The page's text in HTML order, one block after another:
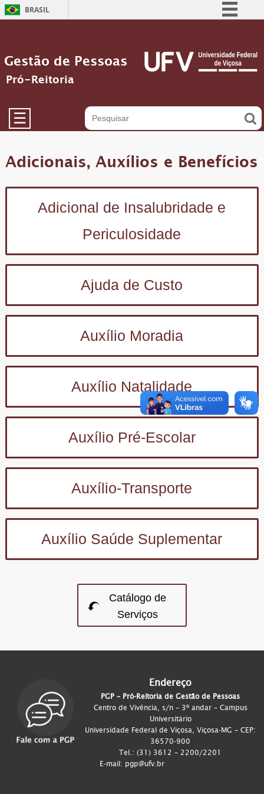
BRASIL
Participe
Legislação
Gestão de Pessoas
Pró-Reitoria
☰
Adicionais, Auxílios e Benefícios
Adicional de Insalubridade e
Periculosidade
Ajuda de Custo
Auxílio Moradia
Auxílio Natalidade
Auxílio Pré-Escolar
Auxílio-Transporte
Auxílio Saúde Suplementar
Catálogo de
Serviços
Endereço
PGP – Pró-Reitoria de Gestão de Pessoas
Centro de Vivência, s/n – 3º andar – Campus
Universitário
Universidade Federal de Viçosa, Viçosa-MG – CEP:
36570-900
Tel.: (31) 3612 – 2200/2201
E-mail: pgp@ufv.br